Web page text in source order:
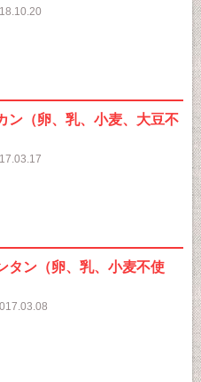
ン（卵、乳、小麦、大豆不
タン（卵、乳、小麦不使